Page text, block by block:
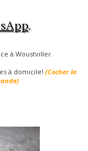
.
à Woustviller.
à domicile! (Cocher la